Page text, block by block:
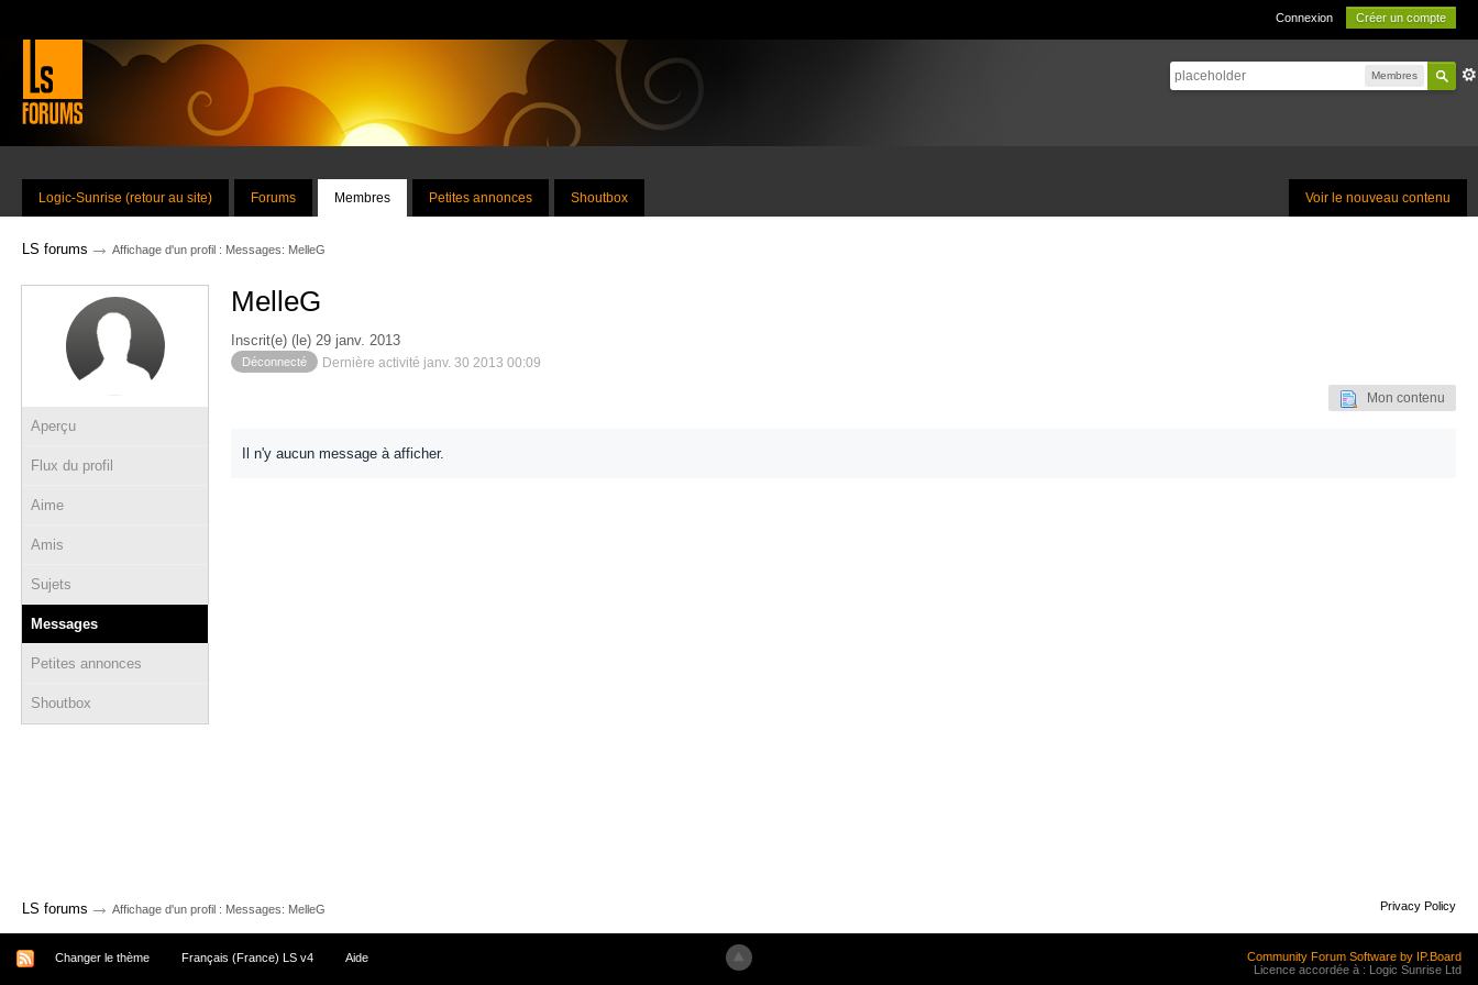
Connexion Créer un compte
Membres
Voir le nouveau contenu
Logic-Sunrise (retour au site) Forums Membres Petites annonces Shoutbox
LS forums → Affichage d'un profil : Messages: MelleG
Aperçu
Flux du profil
Aime
Amis
Sujets
Messages
Petites annonces
Shoutbox
MelleG
Inscrit(e) (le) 29 janv. 2013
Déconnecté Dernière activité janv. 30 2013 00:09
Mon contenu
Il n'y aucun message à afficher.
LS forums → Affichage d'un profil : Messages: MelleG Privacy Policy
Changer le thème Français (France) LS v4 Aide
Community Forum Software by IP.Board
Licence accordée à : Logic Sunrise Ltd